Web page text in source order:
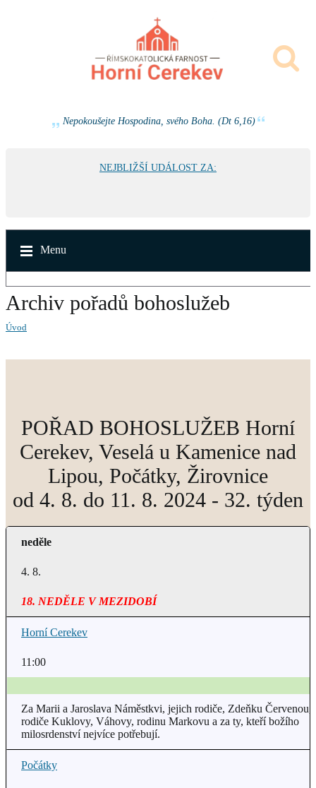
Nepokoušejte Hospodina, svého Boha. (Dt 6,16)
NEJBLIŽŠÍ UDÁLOST ZA:
Menu
Archiv pořadů bohoslužeb
Úvod
POŘAD BOHOSLUŽEB Horní
Cerekev, Veselá u Kamenice nad
Lipou, Počátky, Žirovnice
od 4. 8. do 11. 8. 2024 - 32. týden
neděle
4. 8.
18. NEDĚLE V MEZIDOBÍ
Horní Cerekev
11:00
Za Marii a Jaroslava Náměstkvi, jejich rodiče, Zdeňku Červenou,
rodiče Kuklovy, Váhovy, rodinu Markovu a za ty, kteří božího
milosrdenství nejvíce potřebují.
Počátky